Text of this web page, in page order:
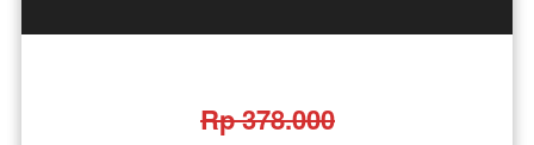
Rp 378.000